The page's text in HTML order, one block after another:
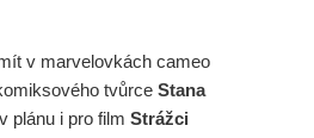
v marvelovkách cameo
tvůrce Stana
plánu i pro film Strážci